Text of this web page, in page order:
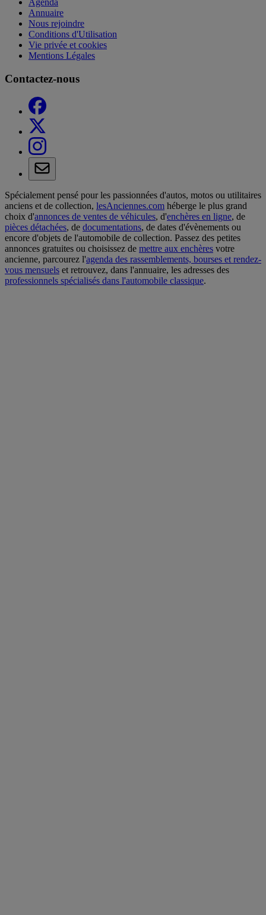
Agenda
Annuaire
Nous rejoindre
Conditions d'Utilisation
Vie privée et cookies
Mentions Légales
Contactez-nous
Spécialement pensé pour les passionnées d'autos, motos ou utilitaires
anciens et de collection, lesAnciennes.com héberge le plus grand
choix d'annonces de ventes de véhicules, d'enchères en ligne, de
pièces détachées, de documentations, de dates d'évènements ou
encore d'objets de l'automobile de collection. Passez des petites
annonces gratuites ou choisissez de mettre aux enchères votre
ancienne, parcourez l'agenda des rassemblements, bourses et rendez-
vous mensuels et retrouvez, dans l'annuaire, les adresses des
professionnels spécialisés dans l'automobile classique.